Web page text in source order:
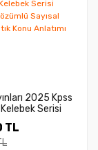
2025 Kpss
Serisi
Konu
TL